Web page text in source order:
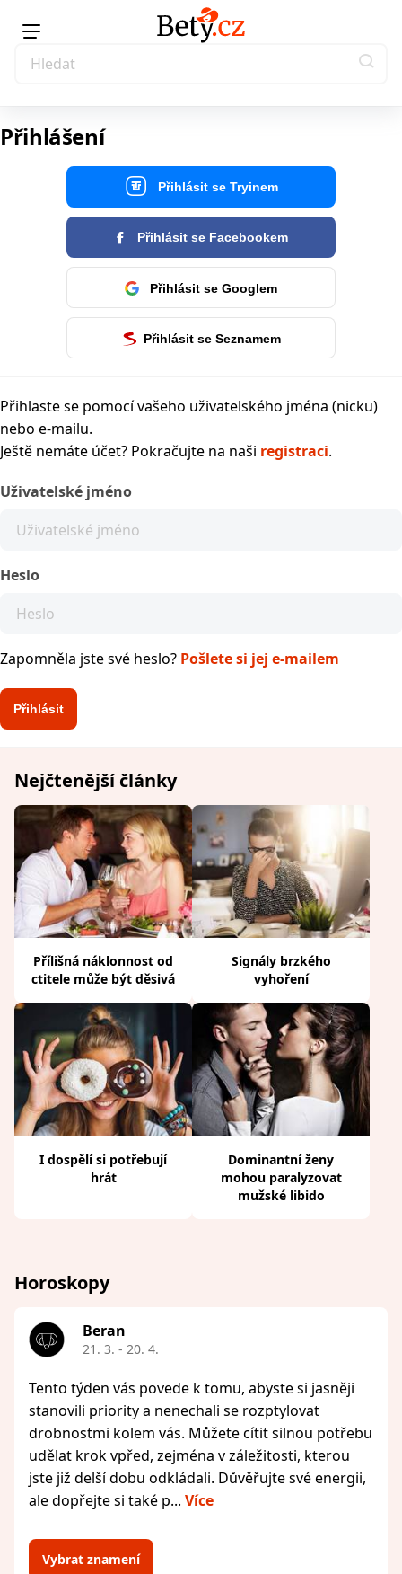
Přihlášení
Přihlásit se Tryinem
Přihlásit se Facebookem
Přihlásit se Googlem
Přihlásit se Seznamem
Přihlaste se pomocí vašeho uživatelského jména (nicku)
nebo e-mailu.
Ještě nemáte účet? Pokračujte na naši registraci.
Uživatelské jméno
Heslo
Zapomněla jste své heslo? Pošlete si jej e-mailem
Nejčtenější články
Přílišná náklonnost od
ctitele může být děsivá
Signály brzkého
vyhoření
I dospělí si potřebují
hrát
Dominantní ženy
mohou paralyzovat
mužské libido
Horoskopy
Beran
21. 3. - 20. 4.
Tento týden vás povede k tomu, abyste si jasněji
stanovili priority a nenechali se rozptylovat
drobnostmi kolem vás. Můžete cítit silnou potřebu
udělat krok vpřed, zejména v záležitosti, kterou
jste již delší dobu odkládali. Důvěřujte své energii,
ale dopřejte si také p... Více
Vybrat znamení